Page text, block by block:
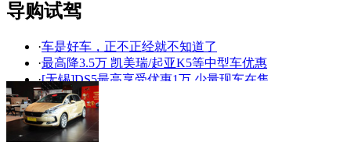
看赛车宝贝争奇斗
艳
车模美腿爆乳无惧
走光
导购试驾
·车是好车，正不正经就不知道了
·最高降3.5万 凯美瑞/起亚K5等中型车优惠
·[无锡]DS5最高享受优惠1万 少量现车在售
·DS5全系优惠1.1万 现车足
·抛弃传统 30岁以下选择哪些中型车
·情人节约会利器 高颜值紧凑级车型推荐
·DS5最高优惠2万元 进店即有超值大礼包